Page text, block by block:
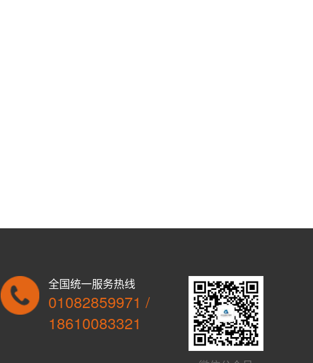
全国统一服务热线
01082859971 /
18610083321